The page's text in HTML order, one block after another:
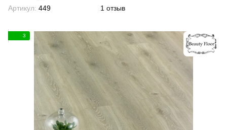
Артикул: 449 1 отзыв
3